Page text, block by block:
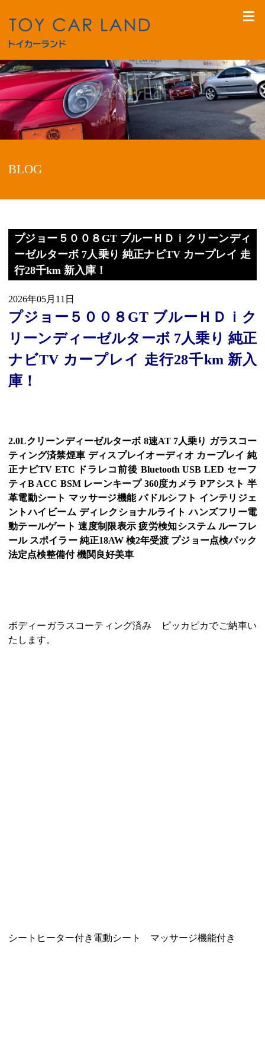
BLOG
プジョー５００８GT ブルーＨＤｉクリーンディ
ーゼルターボ 7人乗り 純正ナビTV カープレイ 走
行28千km 新入庫！
2026年05月11日
プジョー５００８GT ブルーＨＤｉク
リーンディーゼルターボ 7人乗り 純正
ナビTV カープレイ 走行28千km 新入
庫！
2.0Lクリーンディーゼルターボ 8速AT 7人乗り ガラスコー
ティング済禁煙車 ディスプレイオーディオ カープレイ 純
正ナビTV ETC ドラレコ前後 Bluetooth USB LED セーフ
ティB ACC BSM レーンキープ 360度カメラ Pアシスト 半
革電動シート マッサージ機能 パドルシフト インテリジェ
ントハイビーム ディレクショナルライト ハンズフリー電
動テールゲート 速度制限表示 疲労検知システム ルーフレ
ール スポイラー 純正18AW 検2年受渡 プジョー点検パック
法定点検整備付 機関良好美車
ボディーガラスコーティング済み ピッカピカでご納車い
たします。
シートヒーター付き電動シート マッサージ機能付き